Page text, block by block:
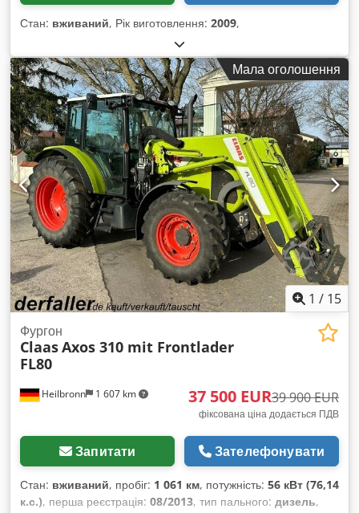
Стан: вживаний, Рік виготовлення: 2009,
Мала оголошення
1 / 15
Heilbronn 1 607 km
Фургон
ClaasAxos 310 mit Frontlader
FL80
37 500 EUR39 900 EUR
фіксована ціна додається ПДВ
Запитати Зателефонувати
Стан: вживаний, пробіг: 1 061 км, потужність: 56 кВт (76,14
к.с.), перша реєстрація: 08/2013, тип пального: дизель,